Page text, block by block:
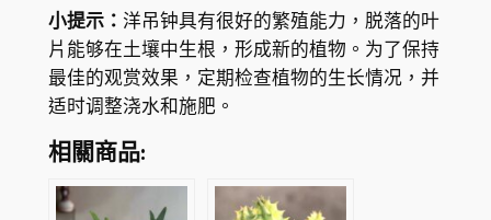
小提示： 洋吊钟具有很好的繁殖能力，脱落的叶
片能够在土壤中生根，形成新的植物。为了保持
最佳的观赏效果，定期检查植物的生长情况，并
适时调整浇水和施肥。
相關商品: